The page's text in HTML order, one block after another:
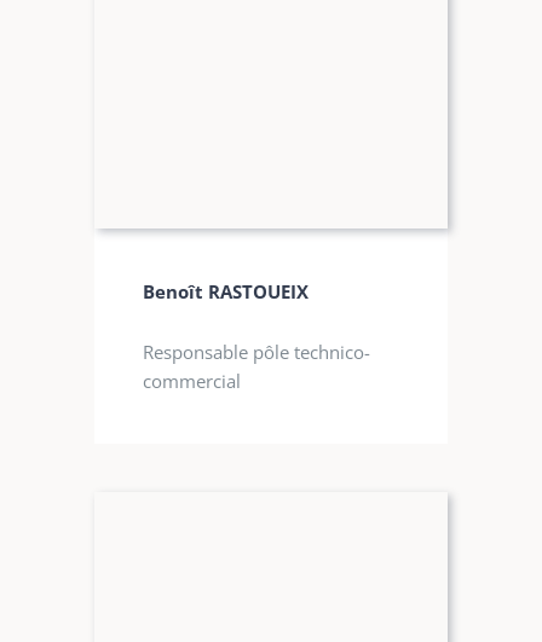
Benoît RASTOUEIX
Responsable pôle technico-
commercial